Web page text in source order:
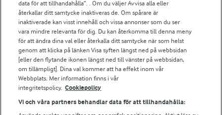
Falbygdens Ost
Arla webbshop
Bildbank
Följ oss
data för att tillhandahålla”. . Om du väljer Avvisa alla eller
återkallar ditt samtycke inaktiveras de. Om spårare är
inaktiverade kan visst innehåll och vissa annonser som du ser
vara mindre relevanta för dig. Du kan återkomma till denna meny
för att ändra dina val eller återkalla ditt samtycke när som helst
genom att klicka på länken Visa syften längst ned på webbsidan
[eller den flytande ikonen längst ned till vänster på webbsidan,
om tillämpligt]. Dina val kommer att ha effekt inom vår
Webbplats. Mer information finns i vår
integritetspolicy. Cookiepolicy
Vi och våra partners behandlar data för att tillhandahålla: